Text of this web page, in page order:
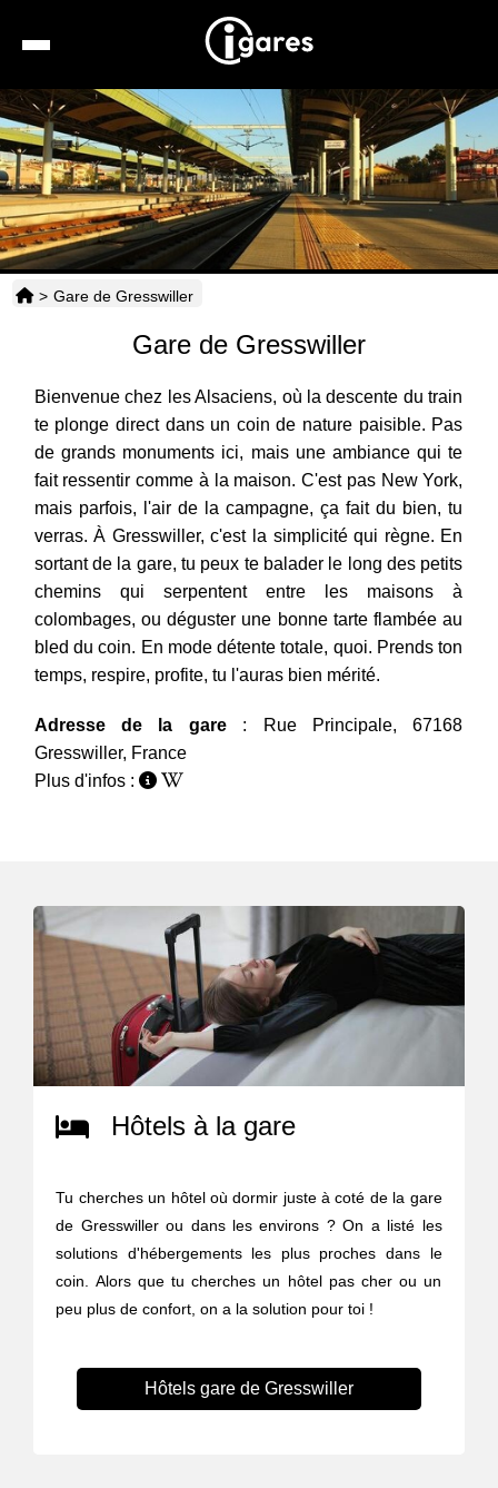
Recherche
Location de voiture
Hôtels
Taxis
> Gare de Gresswiller
Gare de Gresswiller
Bienvenue chez les Alsaciens, où la descente du train
te plonge direct dans un coin de nature paisible. Pas
de grands monuments ici, mais une ambiance qui te
fait ressentir comme à la maison. C'est pas New York,
mais parfois, l'air de la campagne, ça fait du bien, tu
verras. À Gresswiller, c'est la simplicité qui règne. En
sortant de la gare, tu peux te balader le long des petits
chemins qui serpentent entre les maisons à
colombages, ou déguster une bonne tarte flambée au
bled du coin. En mode détente totale, quoi. Prends ton
temps, respire, profite, tu l'auras bien mérité.
Adresse de la gare : Rue Principale, 67168
Gresswiller, France
Plus d'infos :
Hôtels à la gare
Tu cherches un hôtel où dormir juste à coté de la gare
de Gresswiller ou dans les environs ? On a listé les
solutions d'hébergements les plus proches dans le
coin. Alors que tu cherches un hôtel pas cher ou un
peu plus de confort, on a la solution pour toi !
Hôtels gare de Gresswiller